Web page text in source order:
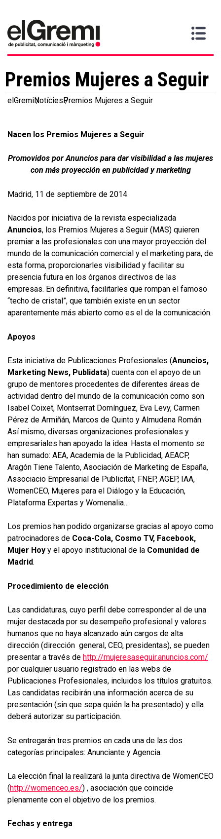
Inici
Gremi
>
Serveis
Contacta
Premios Mujeres a Seguir
elGremiNotíciesPremios Mujeres a Seguir
Nacen los Premios Mujeres a Seguir
Promovidos por Anuncios para dar visibilidad a las mujeres
con más proyección en publicidad y marketing
Madrid, 11 de septiembre de 2014
Nacidos por iniciativa de la revista especializada
Anuncios, los Premios Mujeres a Seguir (MAS) quieren
premiar a las profesionales con una mayor proyección del
mundo de la comunicación comercial y el marketing para, de
esta forma, proporcionarles visibilidad y facilitar su
presencia futura en los órganos directivos de las
empresas. En definitiva, facilitarles que rompan el famoso
“techo de cristal”, que también existe en un sector
aparentemente más abierto como es el de la comunicación.
Apoyos
Esta iniciativa de Publicaciones Profesionales (Anuncios,
Marketing News, Publidata) cuenta con el apoyo de un
grupo de mentores procedentes de diferentes áreas de
actividad dentro del mundo de la comunicación como son
Isabel Coixet, Montserrat Domínguez, Eva Levy, Carmen
Pérez de Armiñán, Marcos de Quinto y Almudena Román.
Así mismo, diversas organizaciones profesionales y
empresariales han apoyado la idea. Hasta el momento se
han sumado: AEA, Academia de la Publicidad, AEACP,
Aragón Tiene Talento, Asociación de Marketing de España,
Associacio Empresarial de Publicitat, FNEP, AGEP, IAA,
WomenCEO, Mujeres para el Diálogo y la Educación,
Plataforma Expertas y Womenalia…
Los premios han podido organizarse gracias al apoyo como
patrocinadores de Coca-Cola, Cosmo TV, Facebook,
Mujer Hoy y el apoyo institucional de la Comunidad de
Madrid.
Procedimiento de elección
Las candidaturas, cuyo perfil debe corresponder al de una
mujer destacada por su desempeño profesional y valores
humanos que no haya alcanzado aún cargos de alta
dirección (dirección general, CEO, presidentas), se pueden
presentar a través de http://mujeresaseguir.anuncios.com/
por cualquier usuario registrado en las webs de
Publicaciones Profesionales, incluidos los títulos gratuitos.
Las candidatas recibirán una información acerca de su
presentación (sin que sepa quién la ha presentado) y ella
deberá autorizar su participación.
Se entregarán tres premios en cada una de las dos
categorías principales: Anunciante y Agencia.
La elección final la realizará la junta directiva de WomenCEO
(http://womenceo.es/) , asociación que coincide
plenamente con el objetivo de los premios.
Fechas y entrega